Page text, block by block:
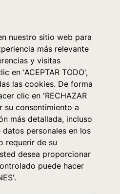
nuestro sitio web para
más relevante
y visitas
en 'ACEPTAR TODO',
las cookies. De forma
clic en 'RECHAZAR
su consentimiento a
más detallada, incluso
personales en los
requerir de su
desea proporcionar
puede hacer